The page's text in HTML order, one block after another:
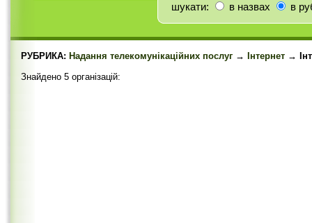
шукати: в назвах в
РУБРИКА: Надання телекомунікаційних послуг → Інтернет →
Знайдено 5 організацій: